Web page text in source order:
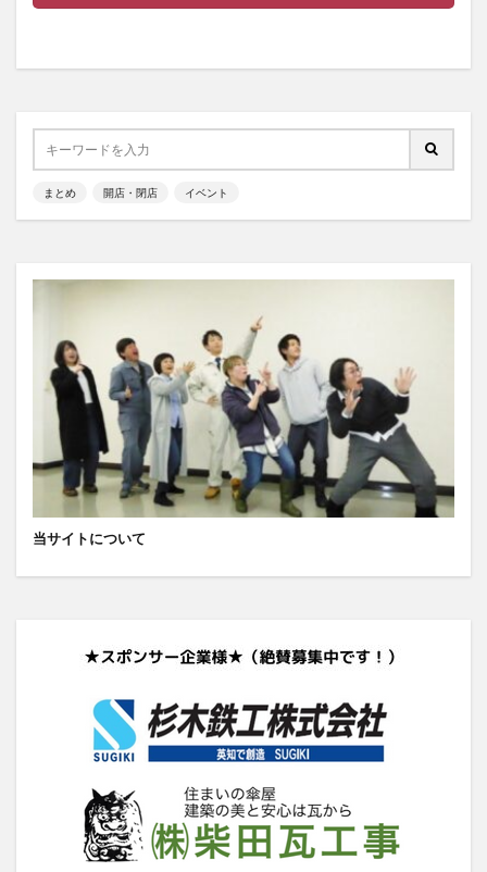
まとめ 開店・閉店 イベント
当サイトについて